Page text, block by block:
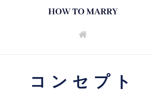
コンセプト